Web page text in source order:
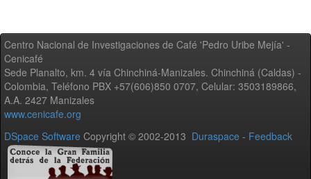
Centro Nacional de Investigaciones de Café 'Pedro Uribe Mejía' -
Cenicafé
Sede Planalto, km. 4 vía Chinchiná-Manizales. Chinchiná (Caldas) -
Colombia, Teléfono PBX +57(606)850 0707, Celular: 3503189866,
A.A. 2427 Manizales
www.cenicafe.org
DSpace Software Copyright © 2002-2013 Duraspace - Feedback